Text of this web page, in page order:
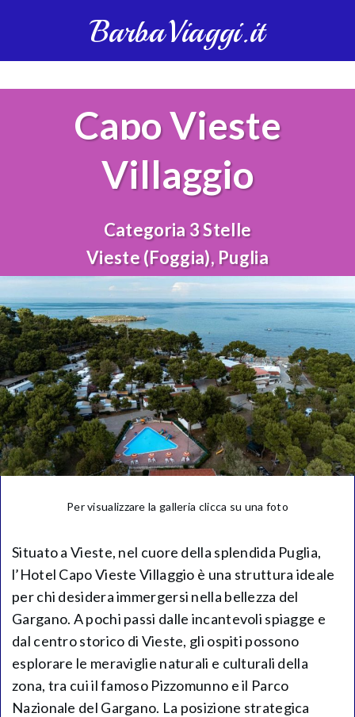
BarbaViaggi.it
Capo Vieste
Villaggio
Categoria 3 Stelle
Vieste (Foggia), Puglia
Per visualizzare la galleria clicca su una foto
Situato a Vieste, nel cuore della splendida Puglia,
l’Hotel Capo Vieste Villaggio è una struttura ideale
per chi desidera immergersi nella bellezza del
Gargano. A pochi passi dalle incantevoli spiagge e
dal centro storico di Vieste, gli ospiti possono
esplorare le meraviglie naturali e culturali della
zona, tra cui il famoso Pizzomunno e il Parco
Nazionale del Gargano. La posizione strategica